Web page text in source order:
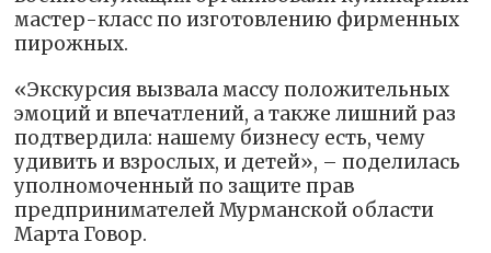
мастер-класс по изготовлению фирменных
пирожных.
«Экскурсия вызвала массу положительных
эмоций и впечатлений, а также лишний раз
подтвердила: нашему бизнесу есть, чему
удивить и взрослых, и детей», – поделилась
уполномоченный по защите прав
предпринимателей Мурманской области
Марта Говор.